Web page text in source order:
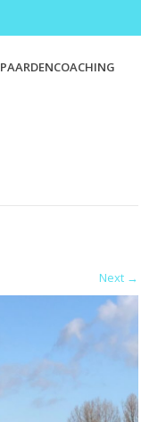
PAARDENCOACHING
Next →